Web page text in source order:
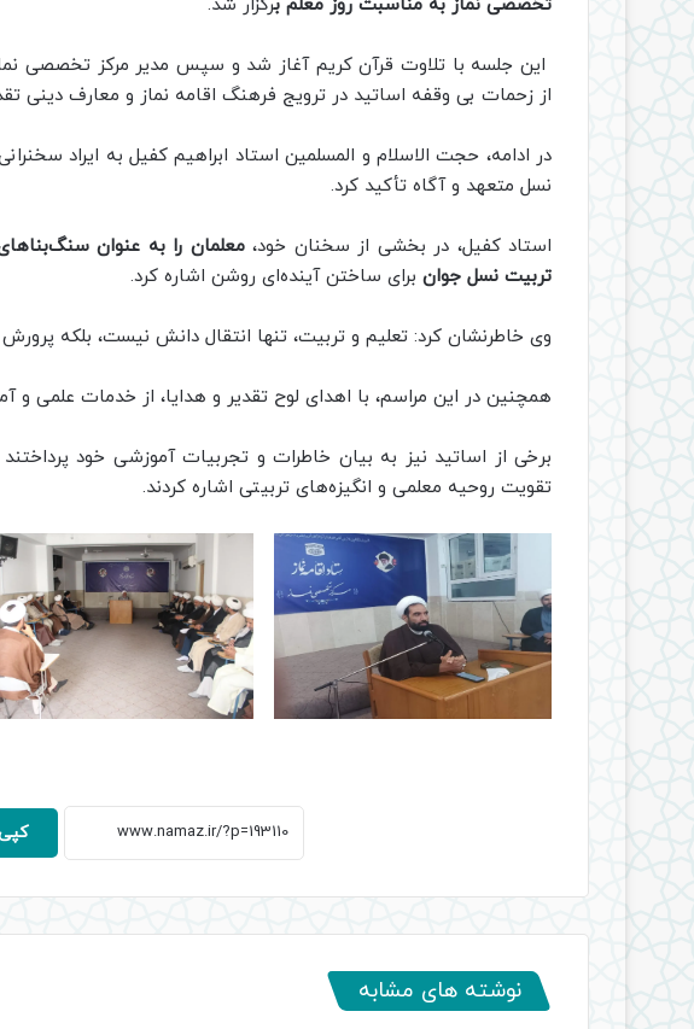
تخصصی نماز به مناسبت روز معلم برگزار شد.
این جلسه با تلاوت قرآن کریم آغاز شد و سپس مدیر مرکز تخصصی نماز
از زحمات بی وقفه اساتید در ترویج فرهنگ اقامه نماز و معارف دینی
در ادامه، حجت الاسلام و المسلمین استاد ابراهیم کفیل به ایراد
نسل متعهد و آگاه تأکید کرد.
استاد کفیل، در بخشی از سخنان خود،معلمان را به عنوان
تربیت نسل جوان برای ساختن آینده‌ای روشن اشاره کرد.
وی خاطرنشان کرد: تعلیم و تربیت، تنها انتقال دانش نیست، بلکه
همچنین در این مراسم، با اهدای لوح تقدیر و هدایا، از خدمات علمی و
برخی از اساتید نیز به بیان خاطرات و تجربیات آموزشی خود
تقویت روحیه معلمی و انگیزه‌های تربیتی اشاره کردند.
نوشته های مشابه